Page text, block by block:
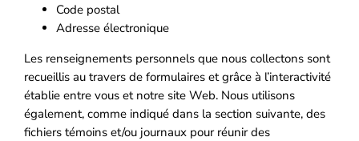
Code postal
Adresse électronique
Les renseignements personnels que nous collectons sont
recueillis au travers de formulaires et grâce à l’interactivité
établie entre vous et notre site Web. Nous utilisons
également, comme indiqué dans la section suivante, des
fichiers témoins et/ou journaux pour réunir des